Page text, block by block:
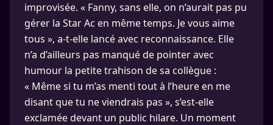
improvisée. « Fanny, sans elle, on n’aurait pas pu
gérer la Star Ac en même temps. Je vous aime
tous », a-t-elle lancé avec reconnaissance. Elle
n’a d’ailleurs pas manqué de pointer avec
humour la petite trahison de sa collègue :
« Même si tu m’as menti tout à l’heure en me
disant que tu ne viendrais pas », s’est-elle
exclamée devant un public hilare. Un moment